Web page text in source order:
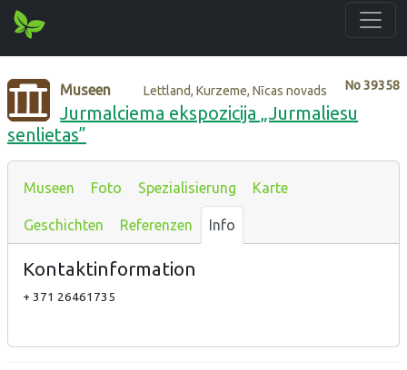
No39358
Museen Lettland, Kurzeme, Nīcas novads
Jurmalciema ekspozicija „Jurmaliesu
senlietas”
Museen Foto Spezialisierung Karte
Geschichten Referenzen Info
Kontaktinformation
+ 371 26461735